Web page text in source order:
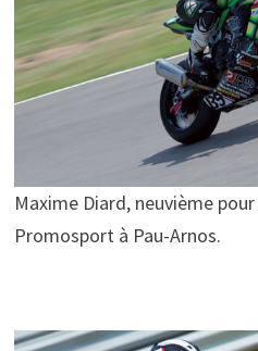
Maxime Diard, neuvième
Promosport à Pau-Arnos.